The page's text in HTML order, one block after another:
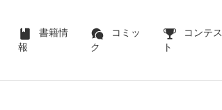
書籍情
報
コミッ
ク
コンテス
ト